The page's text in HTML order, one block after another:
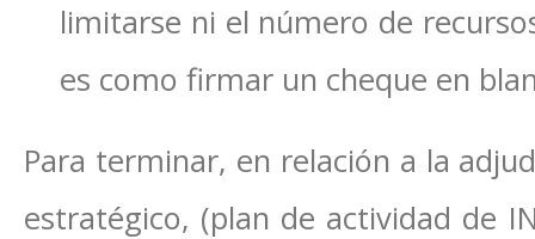
limitarse ni el número de
es como firmar un cheque en
Para terminar, en relación a la
estratégico, (plan de actividad de